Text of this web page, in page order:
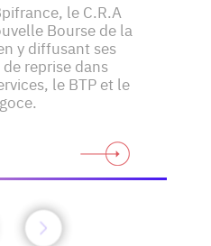
le C.R.A
Bourse de la
y diffusant ses
reprise dans
le BTP et le